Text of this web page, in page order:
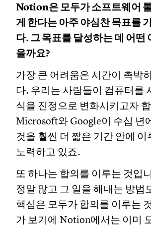
Notion은 모두가 소프트웨어
게 한다는 아주 야심찬 목표를
다. 그 목표를 달성하는 데 어떤
을까요?
가장 큰 어려움은 시간이 촉박
다. 우리는 사람들이 컴퓨터를
식을 진정으로 변화시키고자
Microsoft와 Google이 수십 년
것을 훨씬 더 짧은 기간 안에
노력하고 있죠.
또 하나는 합의를 이루는 것입
정말 많고 그 일을 해내는 방법
핵심은 모두가 합의를 이루는
가 보기에 Notion에서는 이미